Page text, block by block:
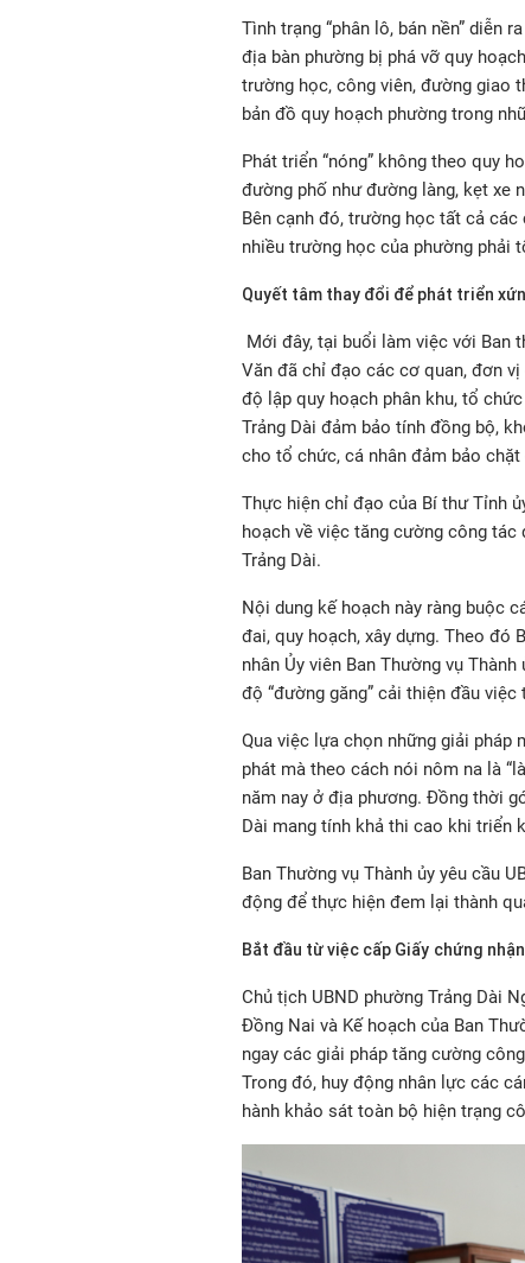
Tình trạng “phân lô, bán nền” diễn
địa bàn phường bị phá vỡ quy
trường học, công viên, đường giao
bản đồ quy hoạch phường trong
Phát triển “nóng” không theo quy
đường phố như đường làng, kẹt xe
Bên cạnh đó, trường học tất cả
nhiều trường học của phường phải
Quyết tâm thay đổi để phát triển
Mới đây, tại buổi làm việc với Ban
Văn đã chỉ đạo các cơ quan, đơn
độ lập quy hoạch phân khu, tổ
Trảng Dài đảm bảo tính đồng bộ,
cho tổ chức, cá nhân đảm bảo
Thực hiện chỉ đạo của Bí thư Tỉnh
hoạch về việc tăng cường công
Trảng Dài.
Nội dung kế hoạch này ràng buộc
đai, quy hoạch, xây dựng. Theo đó
nhân Ủy viên Ban Thường vụ
độ “đường găng” cải thiện đầu việc
Qua việc lựa chọn những giải pháp
phát mà theo cách nói nôm na là
năm nay ở địa phương. Đồng thời
Dài mang tính khả thi cao khi triển
Ban Thường vụ Thành ủy yêu cầu
động để thực hiện đem lại thành
Bắt đầu từ việc cấp Giấy chứng
Chủ tịch UBND phường Trảng Dài
Đồng Nai và Kế hoạch của Ban
ngay các giải pháp tăng cường
Trong đó, huy động nhân lực các
hành khảo sát toàn bộ hiện trạng